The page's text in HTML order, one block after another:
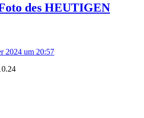
des HEUTIGEN
2024 um 20:57